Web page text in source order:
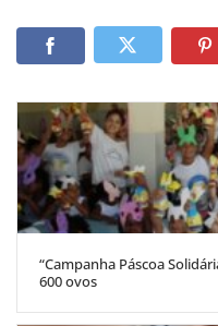
“Campanha Páscoa
600 ovos